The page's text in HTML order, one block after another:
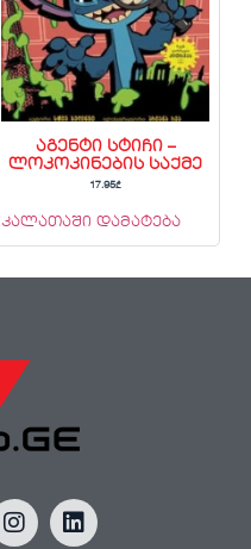
აგენტი სტიჩი –
ლოკოკინების საქმე
17.95₾
კალათაში დამატება